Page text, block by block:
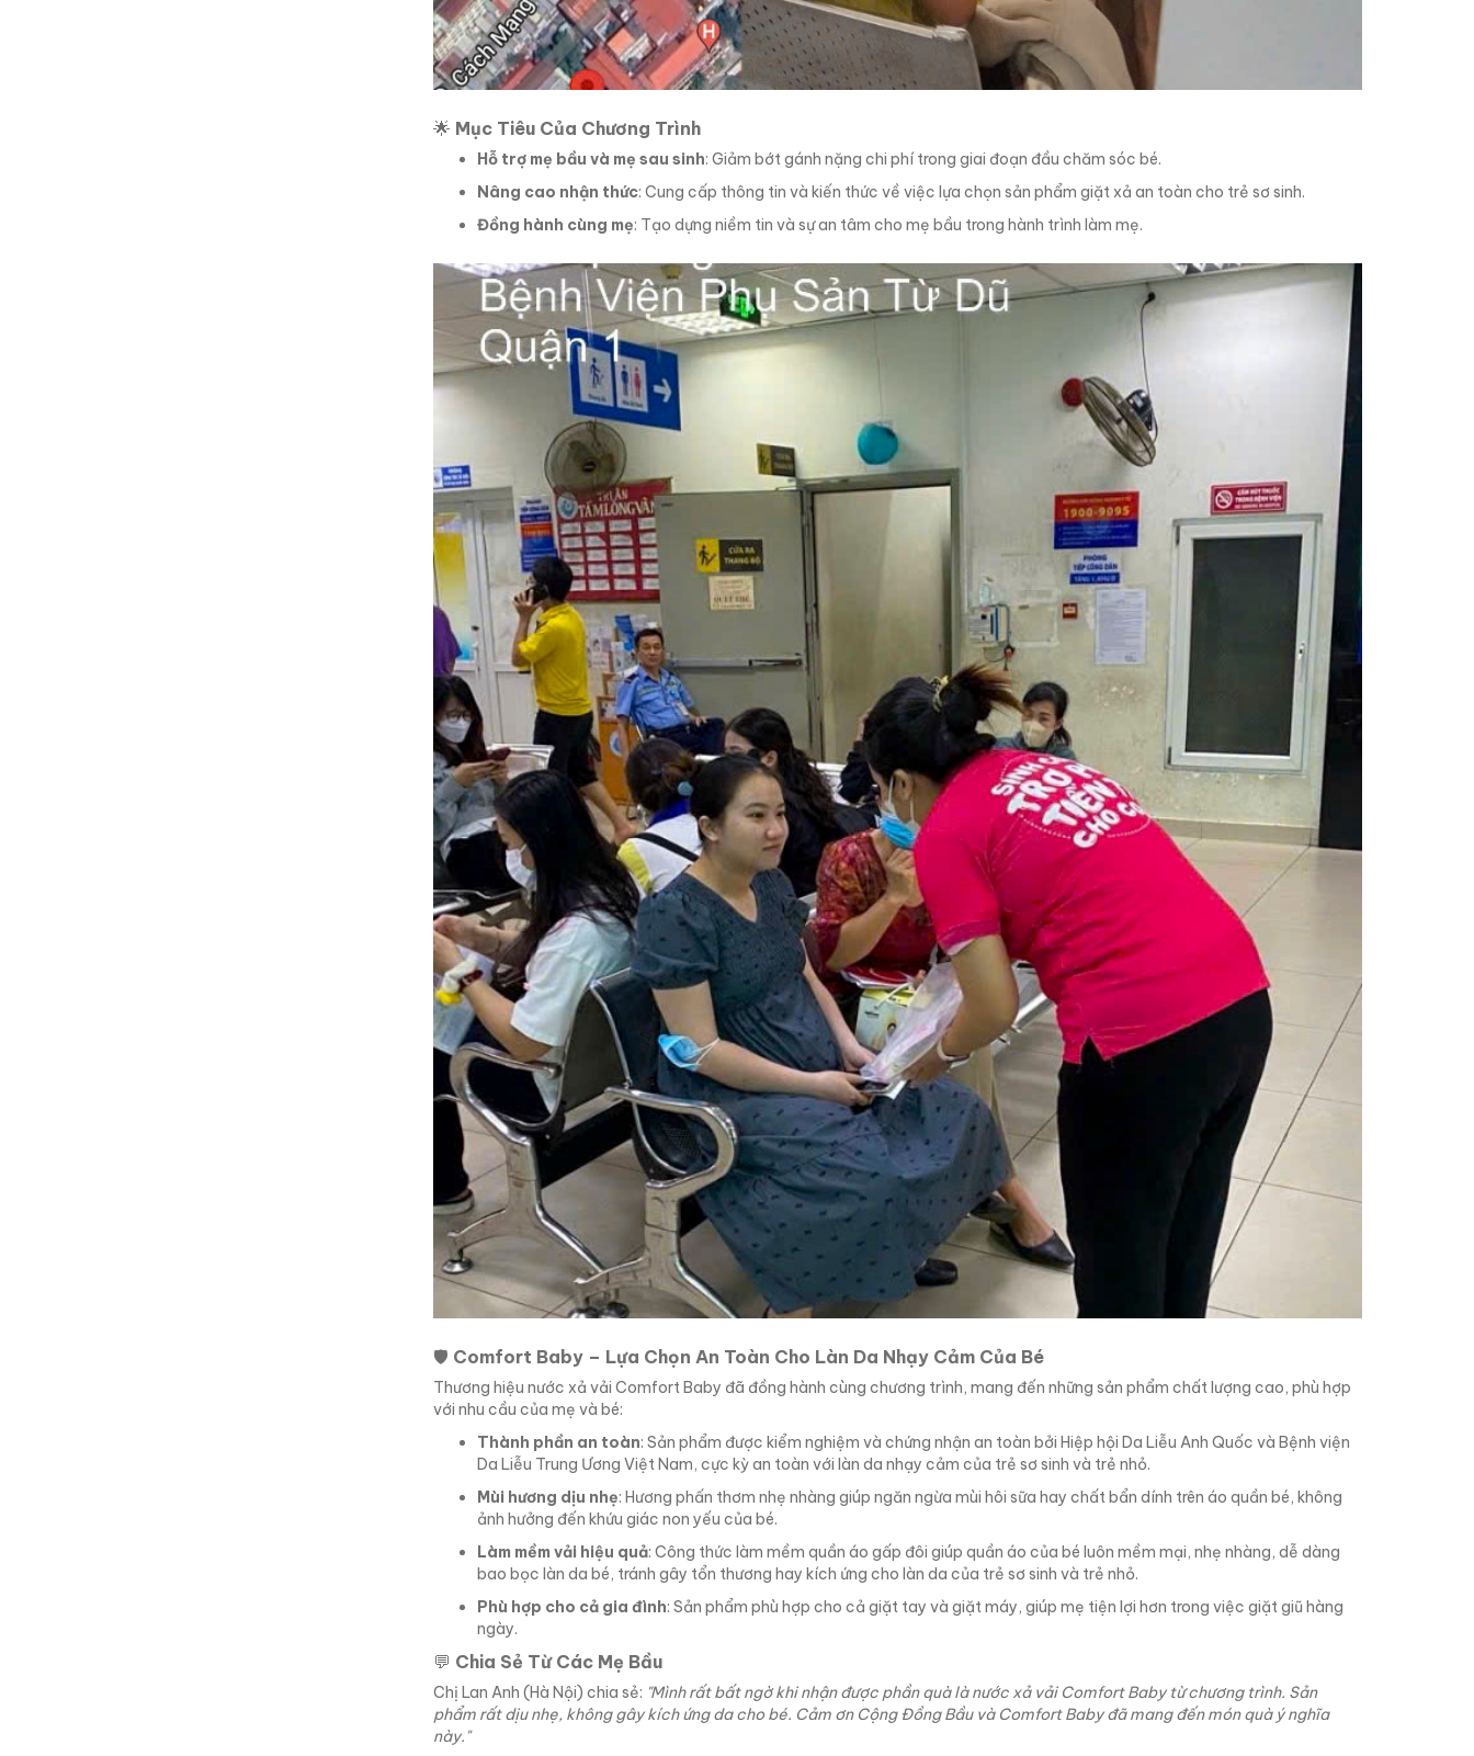
🌟 Mục Tiêu Của Chương Trình
Hỗ trợ mẹ bầu và mẹ sau sinh: Giảm bớt gánh nặng chi phí trong giai đoạn đầu chăm sóc bé.
Nâng cao nhận thức: Cung cấp thông tin và kiến thức về việc lựa chọn sản phẩm giặt xả an toàn cho trẻ sơ sinh.
Đồng hành cùng mẹ: Tạo dựng niềm tin và sự an tâm cho mẹ bầu trong hành trình làm mẹ.
🛡️ Comfort Baby – Lựa Chọn An Toàn Cho Làn Da Nhạy Cảm Của Bé
Thương hiệu nước xả vải Comfort Baby đã đồng hành cùng chương trình, mang đến những sản phẩm chất lượng cao, phù hợp
với nhu cầu của mẹ và bé:
Thành phần an toàn: Sản phẩm được kiểm nghiệm và chứng nhận an toàn bởi Hiệp hội Da Liễu Anh Quốc và Bệnh viện
Da Liễu Trung Ương Việt Nam, cực kỳ an toàn với làn da nhạy cảm của trẻ sơ sinh và trẻ nhỏ.
Mùi hương dịu nhẹ: Hương phấn thơm nhẹ nhàng giúp ngăn ngừa mùi hôi sữa hay chất bẩn dính trên áo quần bé, không
ảnh hưởng đến khứu giác non yếu của bé.
Làm mềm vải hiệu quả: Công thức làm mềm quần áo gấp đôi giúp quần áo của bé luôn mềm mại, nhẹ nhàng, dễ dàng
bao bọc làn da bé, tránh gây tổn thương hay kích ứng cho làn da của trẻ sơ sinh và trẻ nhỏ.
Phù hợp cho cả gia đình: Sản phẩm phù hợp cho cả giặt tay và giặt máy, giúp mẹ tiện lợi hơn trong việc giặt giũ hàng
ngày.
💬 Chia Sẻ Từ Các Mẹ Bầu
Chị Lan Anh (Hà Nội) chia sẻ: "Mình rất bất ngờ khi nhận được phần quà là nước xả vải Comfort Baby từ chương trình. Sản
phẩm rất dịu nhẹ, không gây kích ứng da cho bé. Cảm ơn Cộng Đồng Bầu và Comfort Baby đã mang đến món quà ý nghĩa
này."